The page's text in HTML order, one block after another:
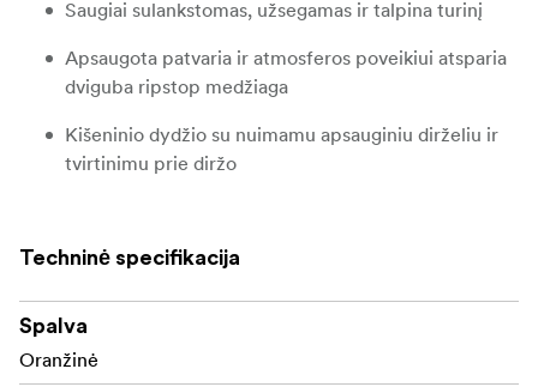
Saugiai sulankstomas, užsegamas ir talpina turinį
Apsaugota patvaria ir atmosferos poveikiui atsparia
dviguba ripstop medžiaga
Kišeninio dydžio su nuimamu apsauginiu dirželiu ir
tvirtinimu prie diržo
Kiekvienas stilius unikaliai pažymėtas spalvomis, kad
Permatomi atskirų kortelių lizdai, kad matytųsi jų
turinys; apverskite korteles, kai jos naudojamos /
Techninė specifikacija
Spalva
Oranžinė